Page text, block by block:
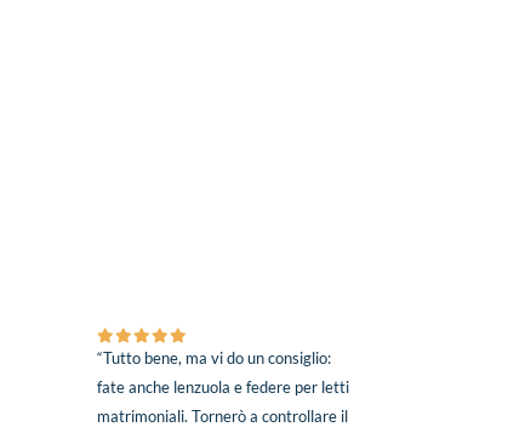
“Tutto bene, ma vi do un consiglio:
fate anche lenzuola e federe per letti
matrimoniali. Tornerò a controllare il